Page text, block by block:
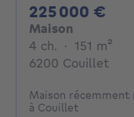
225 000 €
Maison
4 ch. 4 chambres
· 151 m²
6200 Couillet
Maison récemment
à Couillet